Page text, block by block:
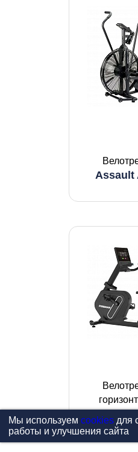
Assault
Мы используем cookiesдля
работы и улучшения сайта